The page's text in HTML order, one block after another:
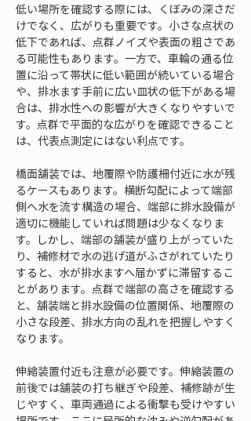
低い場所を確認する際には、くぼみの深さだ
けでなく、広がりも重要です。小さな点状の
低下であれば、点群ノイズや表面の粗さであ
る可能性もあります。一方で、車輪の通る位
置に沿って帯状に低い範囲が続いている場合
や、排水ます手前に広い皿状の低下がある場
合は、排水性への影響が大きくなりやすいで
す。点群で平面的な広がりを確認できること
は、代表点測定にはない利点です。
橋面舗装では、地覆際や防護柵付近に水が残
るケースもあります。横断勾配によって端部
側へ水を流す構造の場合、端部に排水設備が
適切に機能していれば問題は少なくなりま
す。しかし、端部の舗装が盛り上がっていた
り、補修材で水の逃げ道がふさがれていたり
すると、水が排水ますへ届かずに滞留するこ
とがあります。点群で端部の高さを確認する
と、舗装端と排水設備の位置関係、地覆際の
小さな段差、排水方向の乱れを把握しやすく
なります。
伸縮装置付近も注意が必要です。伸縮装置の
前後では舗装の打ち継ぎや段差、補修跡が生
じやすく、車両通過による衝撃も受けやすい